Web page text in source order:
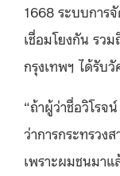
1668 ระบบการ
เชื่อมโยงกัน รว
กรุงเทพฯ ได้รับ
“ถ้าผู้ว่าชื่อวิโร
ว่าการกระทรวง
เพราะผมชนมาแ